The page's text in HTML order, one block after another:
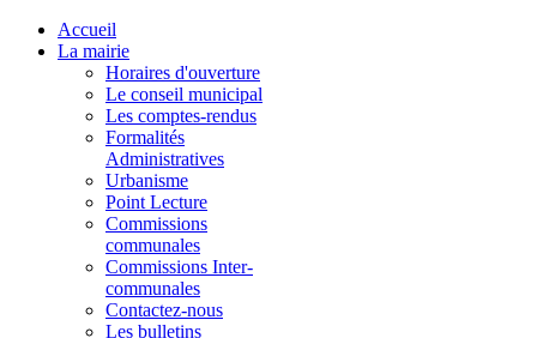
Accueil
La mairie
Horaires d'ouverture
Le conseil municipal
Les comptes-rendus
Formalités
Administratives
Urbanisme
Point Lecture
Commissions
communales
Commissions Inter-
communales
Contactez-nous
Les bulletins